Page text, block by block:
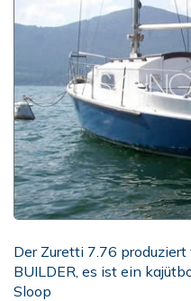
Der Zuretti 7.76
BUILDER, es ist ein
Sloop